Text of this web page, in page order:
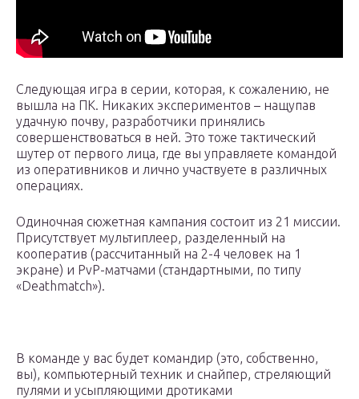
Следующая игра в серии, которая, к сожалению, не
вышла на ПК. Никаких экспериментов – нащупав
удачную почву, разработчики принялись
совершенствоваться в ней. Это тоже тактический
шутер от первого лица, где вы управляете командой
из оперативников и лично участвуете в различных
операциях.
Одиночная сюжетная кампания состоит из 21 миссии.
Присутствует мультиплеер, разделенный на
кооператив (рассчитанный на 2-4 человек на 1
экране) и PvP-матчами (стандартными, по типу
«Deathmatch»).
В команде у вас будет командир (это, собственно,
вы), компьютерный техник и снайпер, стреляющий
пулями и усыпляющими дротиками